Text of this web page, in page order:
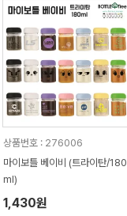
상품번호 : 276006
마이보틀 베이비 (트라이탄/180
ml)
1,430원